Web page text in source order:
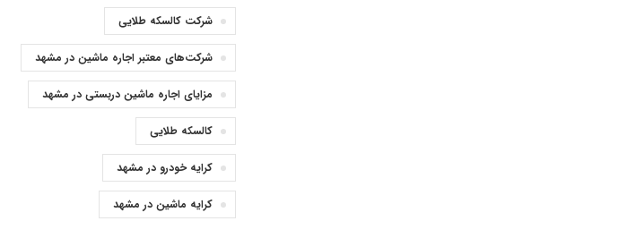
شرکت کالسکه طلایی
شرکت‌های معتبر اجاره ماشین در مشهد
مزایای اجاره ماشین دربستی در مشهد
کالسکه طلایی
کرایه خودرو در مشهد
کرایه ماشین در مشهد